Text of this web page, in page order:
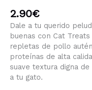
2.90€
Dale a tu querido
buenas con Cat
repletas de pollo
proteínas de alta
suave textura digna
a tu gato.